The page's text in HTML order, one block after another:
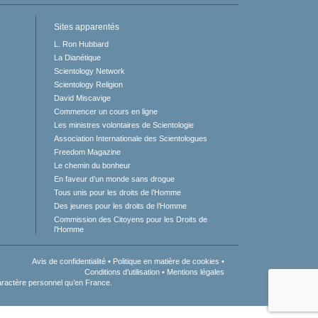
Sites apparentés
L. Ron Hubbard
La Dianétique
Scientology Network
Scientology Religion
David Miscavige
Commencer un cours en ligne
Les ministres volontaires de Scientologie
Association Internationale des Scientologues
Freedom Magazine
Le chemin du bonheur
En faveur d’un monde sans drogue
Tous unis pour les droits de l’Homme
Des jeunes pour les droits de l’Homme
Commission des Citoyens pour les Droits de
l’Homme
Avis de confidentialité • Politique en matière de cookies •
Conditions d’utilisation • Mentions légales
personnel qu’en France.